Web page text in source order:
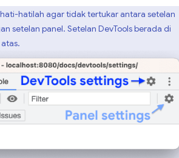
hatilah agar tidak tertukar antara setelan
setelan panel. Setelan DevTools berada di